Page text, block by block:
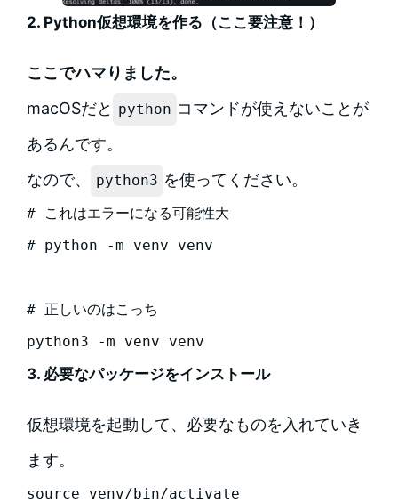
2. Python仮想環境を作る（ここ要注意！）
ここでハマりました。
macOSだと python コマンドが使えないことが
あるんです。
なので、
python3 を使ってください。
# これはエラーになる可能性大
# python -m venv venv
# 正しいのはこっち
python3 -m venv venv
3. 必要なパッケージをインストール
仮想環境を起動して、必要なものを入れていき
ます。
source venv/bin/activate